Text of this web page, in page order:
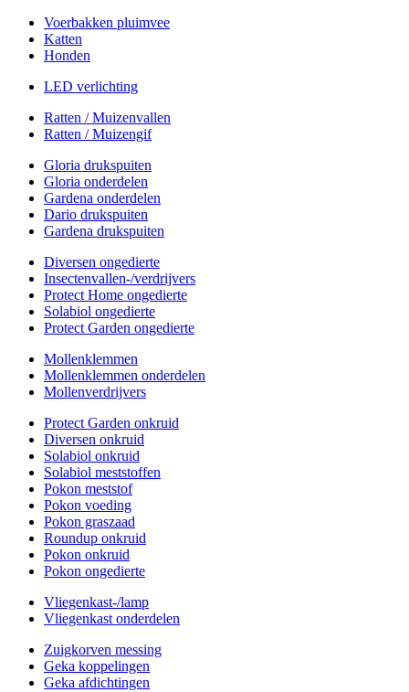
Voerbakken pluimvee
Katten
Honden
LED verlichting
Ratten / Muizenvallen
Ratten / Muizengif
Gloria drukspuiten
Gloria onderdelen
Gardena onderdelen
Dario drukspuiten
Gardena drukspuiten
Diversen ongedierte
Insectenvallen-/verdrijvers
Protect Home ongedierte
Solabiol ongedierte
Protect Garden ongedierte
Mollenklemmen
Mollenklemmen onderdelen
Mollenverdrijvers
Protect Garden onkruid
Diversen onkruid
Solabiol onkruid
Solabiol meststoffen
Pokon meststof
Pokon voeding
Pokon graszaad
Roundup onkruid
Pokon onkruid
Pokon ongedierte
Vliegenkast-/lamp
Vliegenkast onderdelen
Zuigkorven messing
Geka koppelingen
Geka afdichtingen